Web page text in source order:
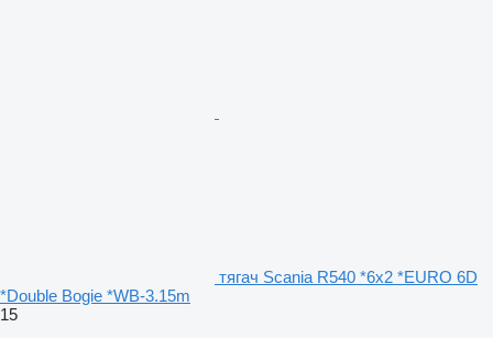
тягач Scania R540 *6x2 *EURO 6D
*Double Bogie *WB-3.15m
15